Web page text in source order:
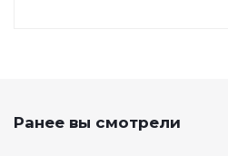
Ранее вы смотрели